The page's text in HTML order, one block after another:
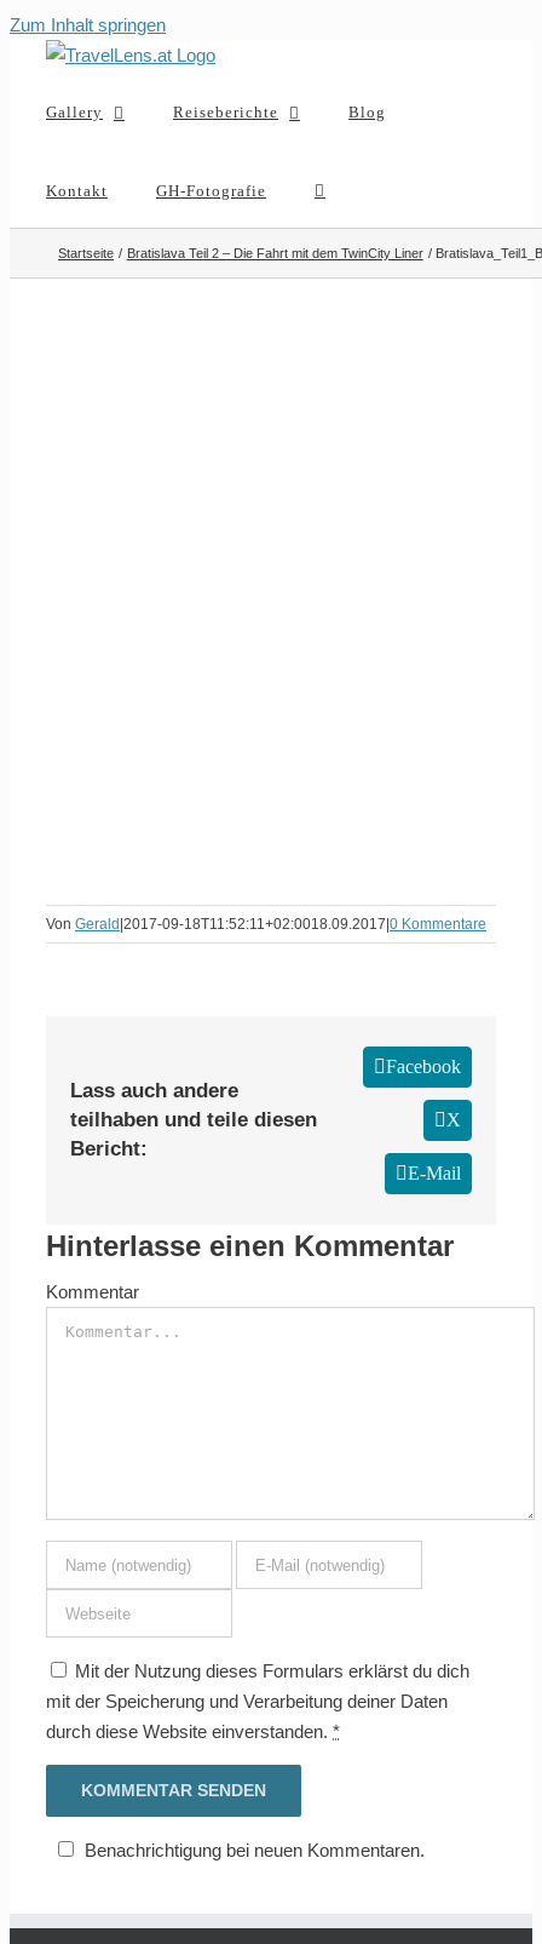
Zum Inhalt springen
Gallery Reiseberichte Blog
Kontakt GH-Fotografie
Startseite Bratislava Teil 2 – Die Fahrt mit dem TwinCity Liner
Von Gerald 2017-09-18T11:52:11+02:0018.09.2017 0 Kommentare
Lass auch andere
teilhaben und teile diesen
Bericht:
Facebook
X
E-Mail
Hinterlasse einen Kommentar
Kommentar
Mit der Nutzung dieses Formulars erklärst du dich
mit der Speicherung und Verarbeitung deiner Daten
durch diese Website einverstanden. *
Benachrichtigung bei neuen Kommentaren.